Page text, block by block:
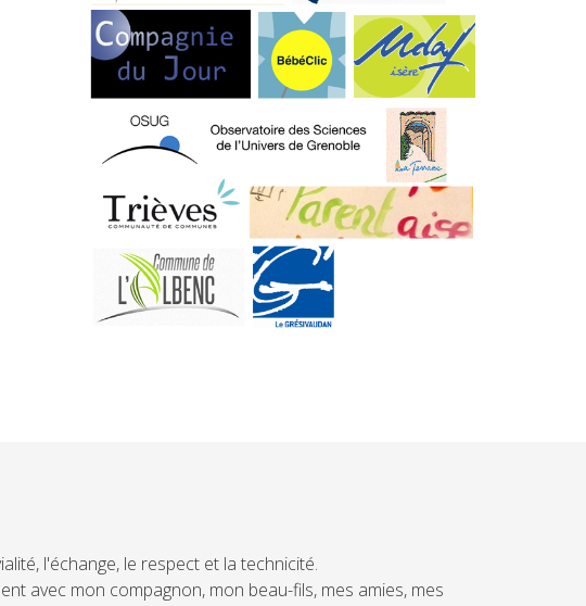
d'échange, d'écoute, drôles et/ ou émouvants. Ça a été
Finalement, des moments rares!!